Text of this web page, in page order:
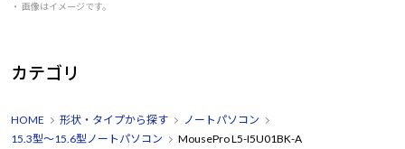
・ 画像はイメージです。
カテゴリ
HOME 形状・タイプから探す
ノートパソコン
15.3型～15.6型ノートパソコン
MousePro L5-I5U01BK-A